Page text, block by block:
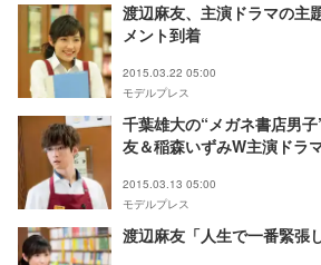
渡辺麻友、主演ドラマの
メント到着
2015.03.22 05:00
モデルプレス
千葉雄大の“メガネ書店男
友＆稲森いずみW主演ドラ
2015.03.13 05:00
モデルプレス
渡辺麻友「人生で一番緊張